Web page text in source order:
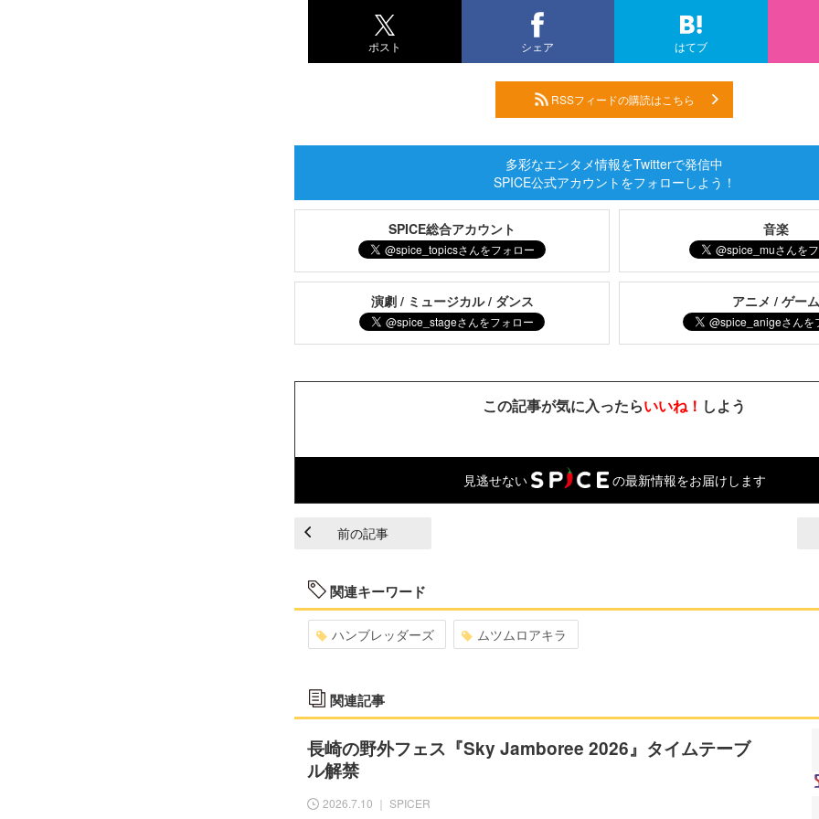
ポスト シェア はてブ
RSSフィードの購読はこちら
多彩なエンタメ情報をTwitterで発信中
SPICE公式アカウントをフォローしよう！
SPICE総合アカウント 音楽
演劇 / ミュージカル / ダンス アニメ / ゲー
この記事が気に入ったらいいね！ しよう
見逃せない の最新情報をお届けします
前の記事
関連キーワード
ハンブレッダーズ ムツムロアキラ
関連記事
長崎の野外フェス『Sky Jamboree 2026』タイムテーブ
ル解禁
2026.7.10 ｜ SPICER